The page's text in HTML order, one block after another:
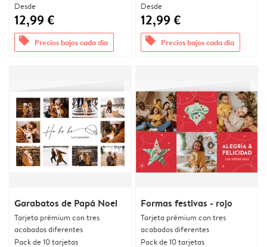
Desde
12,99 €
offers Precios bajos cada día
Desde
12,99 €
offers Precios bajos cada día
Garabatos de Papá Noel
Tarjeta prémium con tres
acabados diferentes
Pack de 10 tarjetas
Formas festivas - rojo
Tarjeta prémium con tres
acabados diferentes
Pack de 10 tarjetas